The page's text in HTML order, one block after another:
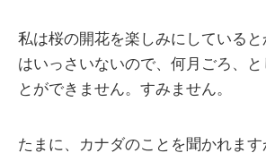
私は桜の開花を楽しみにしている
はいっさいないので、何月ごろ、
とができません。すみません。
たまに、カナダのことを聞かれま